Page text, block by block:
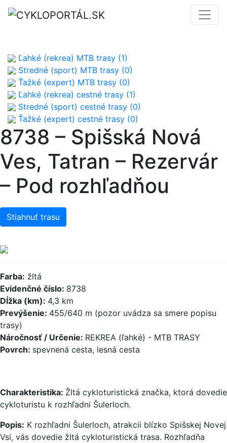
Ľahké (rekrea) MTB trasy (1)
Stredné (sport) MTB trasy (0)
Ťažké (expert) MTB trasy (0)
Ľahké (rekrea) cestné trasy (1)
Stredné (sport) cestné trasy (0)
Ťažké (expert) cestné trasy (0)
8738 – Spišská Nová
Ves, Tatran – Rezervár
– Pod rozhľadňou
Stiahnuť trasu
Farba: žltá
Evidenčné číslo: 8738
Dĺžka (km): 4,3 km
Prevýšenie: 455/640 m (pozor uvádza sa smere popisu
trasy)
Náročnosť / Určenie: REKREA (ľahké) - MTB TRASY
Povrch: spevnená cesta, lesná cesta
Charakteristika: Žltá cykloturistická značka, ktorá dovedie
cykloturistu k rozhľadni Šulerloch.
Popis: K rozhľadni Šulerloch, atrakcii blízko Spišskej Novej
Vsi, vás dovedie žltá cykloturistická trasa. Rozhľadňa